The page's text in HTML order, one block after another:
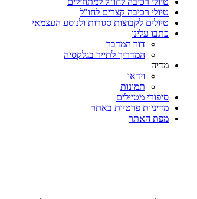
טיולי רכיבה קצרים לחו"ל
טיולים לקבוצות סגורות ולנוסע העצמאי
כתבו עלינו
דור המדבר
המדריך לתייר בגלקסיה
מדיה
וידאו
תמונות
סיפורי מטיילים
מדיניות פרטיות באתר
מפת האתר